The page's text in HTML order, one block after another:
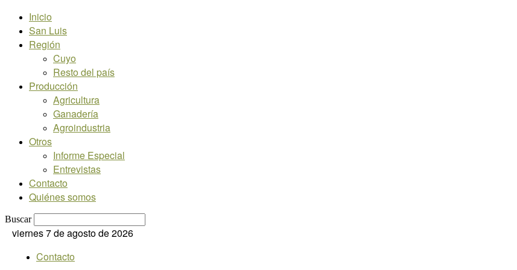
Inicio
San Luis
Región
Cuyo
Resto del país
Producción
Agricultura
Ganadería
Agroindustria
Otros
Informe Especial
Entrevistas
Contacto
Quiénes somos
Buscar
viernes 7 de agosto de 2026
Contacto